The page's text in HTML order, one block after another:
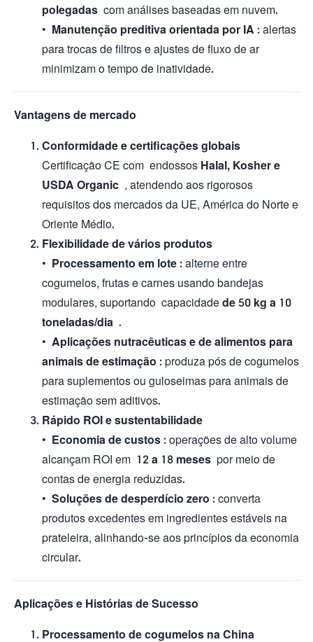
polegadas com análises baseadas em nuvem.
• Manutenção preditiva orientada por IA : alertas
para trocas de filtros e ajustes de fluxo de ar
minimizam o tempo de inatividade.
Vantagens de mercado
Conformidade e certificações globais
Certificação CE com endossos Halal, Kosher e
USDA Organic , atendendo aos rigorosos
requisitos dos mercados da UE, América do Norte e
Oriente Médio.
Flexibilidade de vários produtos
• Processamento em lote : alterne entre
cogumelos, frutas e carnes usando bandejas
modulares, suportando capacidade de 50 kg a 10
toneladas/dia .
• Aplicações nutracêuticas e de alimentos para
animais de estimação : produza pós de cogumelos
para suplementos ou guloseimas para animais de
estimação sem aditivos.
Rápido ROI e sustentabilidade
• Economia de custos : operações de alto volume
alcançam ROI em 12 a 18 meses por meio de
contas de energia reduzidas.
• Soluções de desperdício zero : converta
produtos excedentes em ingredientes estáveis ​​na
prateleira, alinhando-se aos princípios da economia
circular.
Aplicações e Histórias de Sucesso
Processamento de cogumelos na China